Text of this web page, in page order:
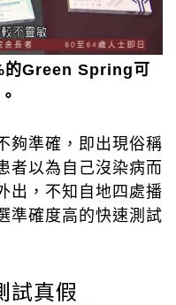
的Green Spring 可
。
夠準確，即出現俗稱
者以為自己沒染病而
出，不知自地四處播
準確度高的快速測試